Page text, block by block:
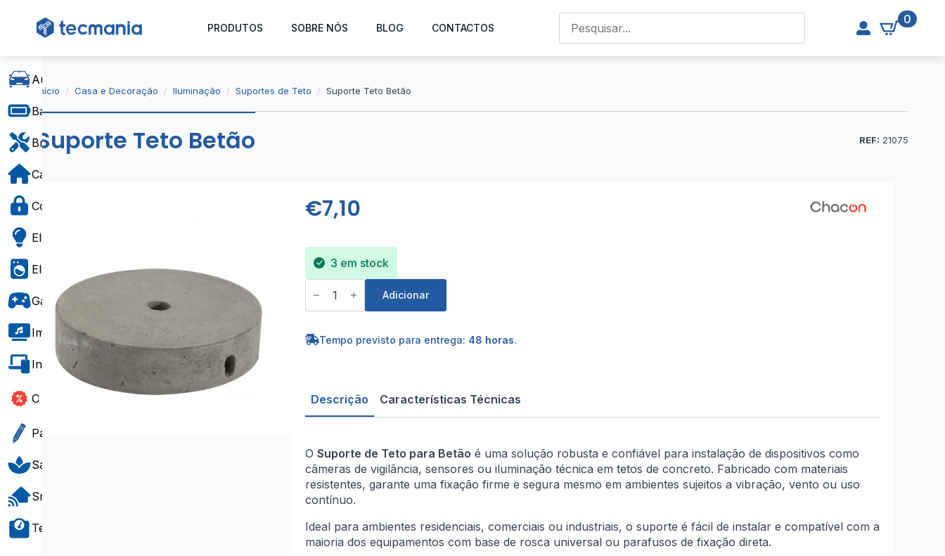
PRODUTOS SOBRE NÓS BLOG CONTACTOS
0
Baterias e Alimentação
Bricolage
Imagem e Som
Início Casa e Decoração Iluminação Suportes de Teto Suporte Teto Betão
Suporte Teto Betão REF: 21075
€7,10
3 em stock
Quantidade
de
Suporte
Adicionar
Tempo previsto para entrega: 48 horas.
Descrição Características Técnicas
O Suporte de Teto para Betão é uma solução robusta e confiável para instalação de dispositivos como
câmeras de vigilância, sensores ou iluminação técnica em tetos de concreto. Fabricado com materiais
resistentes, garante uma fixação firme e segura mesmo em ambientes sujeitos a vibração, vento ou uso
contínuo.
Ideal para ambientes residenciais, comerciais ou industriais, o suporte é fácil de instalar e compatível com a
maioria dos equipamentos com base de rosca universal ou parafusos de fixação direta.